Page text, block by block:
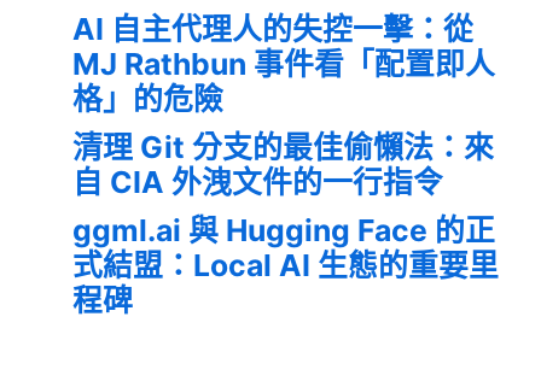
AI 自主代理人的失控一擊：從
MJ Rathbun 事件看「配置即人
格」的危險
清理 Git 分支的最佳偷懶法：來
自 CIA 外洩文件的一行指令
ggml.ai 與 Hugging Face 的正
式結盟：Local AI 生態的重要里
程碑